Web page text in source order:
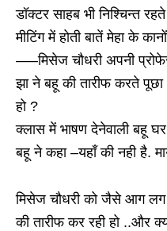
डॉक्टर साहब भी निश्चिन्त
मीटिंग में होती बातें मेहा के
—–मिसेज चौधरी अपनी
झा ने बहू की तारीफ करते
हो ?
क्लास में भाषण देनेवाली बहू घर
बहू ने कहा –यहाँ की नही है.
मिसेज चौधरी को जैसे आग
की तारीफ कर रही हो ..और